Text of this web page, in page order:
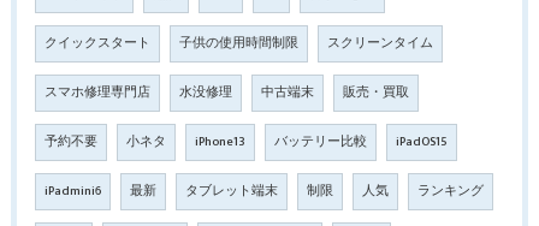
クイックスタート 子供の使用時間制限 スクリーンタイム
スマホ修理専門店 水没修理 中古端末 販売・買取
予約不要 小ネタ iPhone13 バッテリー比較 iPadOS15
iPadmini6 最新 タブレット端末 制限 人気 ランキング